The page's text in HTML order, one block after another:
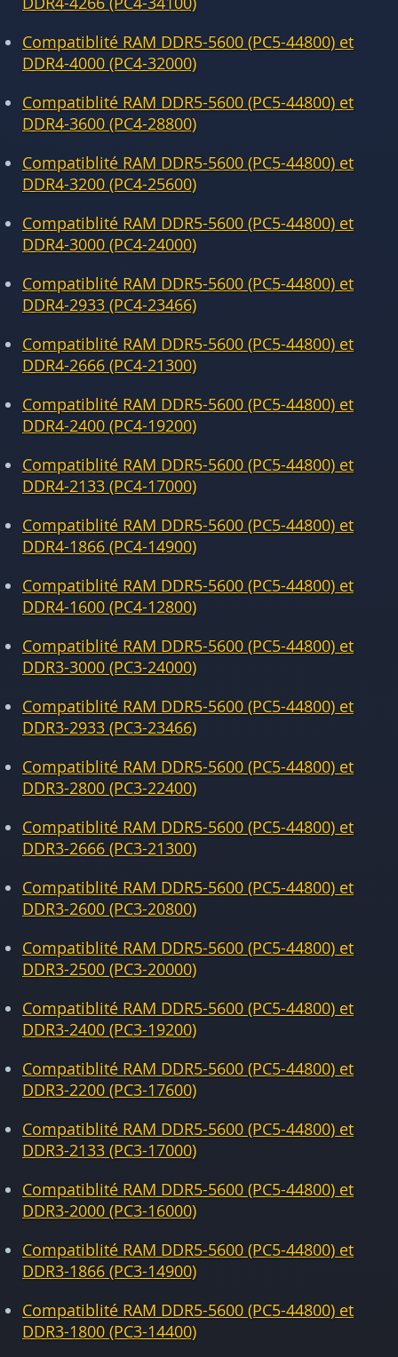
Compatiblité RAM DDR5-5600 (PC5-44800) et
DDR4-4000 (PC4-32000)
Compatiblité RAM DDR5-5600 (PC5-44800) et
DDR4-3600 (PC4-28800)
Compatiblité RAM DDR5-5600 (PC5-44800) et
DDR4-3200 (PC4-25600)
Compatiblité RAM DDR5-5600 (PC5-44800) et
DDR4-3000 (PC4-24000)
Compatiblité RAM DDR5-5600 (PC5-44800) et
DDR4-2933 (PC4-23466)
Compatiblité RAM DDR5-5600 (PC5-44800) et
DDR4-2666 (PC4-21300)
Compatiblité RAM DDR5-5600 (PC5-44800) et
DDR4-2400 (PC4-19200)
Compatiblité RAM DDR5-5600 (PC5-44800) et
DDR4-2133 (PC4-17000)
Compatiblité RAM DDR5-5600 (PC5-44800) et
DDR4-1866 (PC4-14900)
Compatiblité RAM DDR5-5600 (PC5-44800) et
DDR4-1600 (PC4-12800)
Compatiblité RAM DDR5-5600 (PC5-44800) et
DDR3-3000 (PC3-24000)
Compatiblité RAM DDR5-5600 (PC5-44800) et
DDR3-2933 (PC3-23466)
Compatiblité RAM DDR5-5600 (PC5-44800) et
DDR3-2800 (PC3-22400)
Compatiblité RAM DDR5-5600 (PC5-44800) et
DDR3-2666 (PC3-21300)
Compatiblité RAM DDR5-5600 (PC5-44800) et
DDR3-2600 (PC3-20800)
Compatiblité RAM DDR5-5600 (PC5-44800) et
DDR3-2500 (PC3-20000)
Compatiblité RAM DDR5-5600 (PC5-44800) et
DDR3-2400 (PC3-19200)
Compatiblité RAM DDR5-5600 (PC5-44800) et
DDR3-2200 (PC3-17600)
Compatiblité RAM DDR5-5600 (PC5-44800) et
DDR3-2133 (PC3-17000)
Compatiblité RAM DDR5-5600 (PC5-44800) et
DDR3-2000 (PC3-16000)
Compatiblité RAM DDR5-5600 (PC5-44800) et
DDR3-1866 (PC3-14900)
Compatiblité RAM DDR5-5600 (PC5-44800) et
DDR3-1800 (PC3-14400)